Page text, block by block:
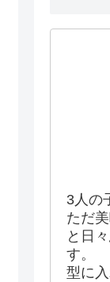
3人の
ただ
と日
す。
型に